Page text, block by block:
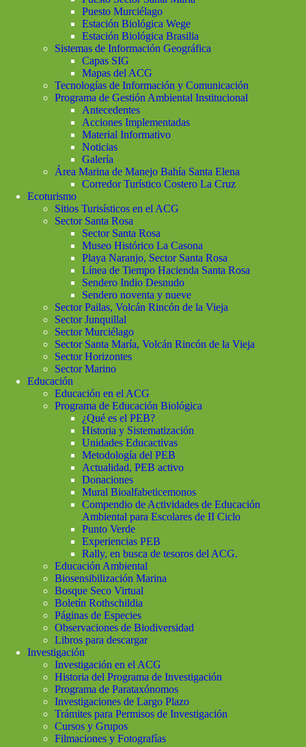
Puesto Murciélago
Estación Biológica Wege
Estación Biológica Brasilia
Sistemas de Información Geográfica
Capas SIG
Mapas del ACG
Tecnologías de Información y Comunicación
Programa de Gestión Ambiental Institucional
Antecedentes
Acciones Implementadas
Material Informativo
Noticias
Galería
Área Marina de Manejo Bahía Santa Elena
Corredor Turístico Costero La Cruz
Ecoturismo
Sitios Turisísticos en el ACG
Sector Santa Rosa
Sector Santa Rosa
Museo Histórico La Casona
Playa Naranjo, Sector Santa Rosa
Línea de Tiempo Hacienda Santa Rosa
Sendero Indio Desnudo
Sendero noventa y nueve
Sector Pailas, Volcán Rincón de la Vieja
Sector Junquillal
Sector Murciélago
Sector Santa María, Volcán Rincón de la Vieja
Sector Horizontes
Sector Marino
Educación
Educación en el ACG
Programa de Educación Biológica
¿Qué es el PEB?
Historia y Sistematización
Unidades Educactivas
Metodología del PEB
Actualidad, PEB activo
Donaciones
Mural Bioalfabeticemonos
Compendio de Actividades de Educación
Ambiental para Escolares de II Ciclo
Punto Verde
Experiencias PEB
Rally, en busca de tesoros del ACG.
Educación Ambiental
Biosensibilización Marina
Bosque Seco Virtual
Boletín Rothschildia
Páginas de Especies
Observaciones de Biodiversidad
Libros para descargar
Investigación
Investigación en el ACG
Historia del Programa de Investigación
Programa de Parataxónomos
Investigaciones de Largo Plazo
Trámites para Permisos de Investigación
Cursos y Grupos
Filmaciones y Fotografías